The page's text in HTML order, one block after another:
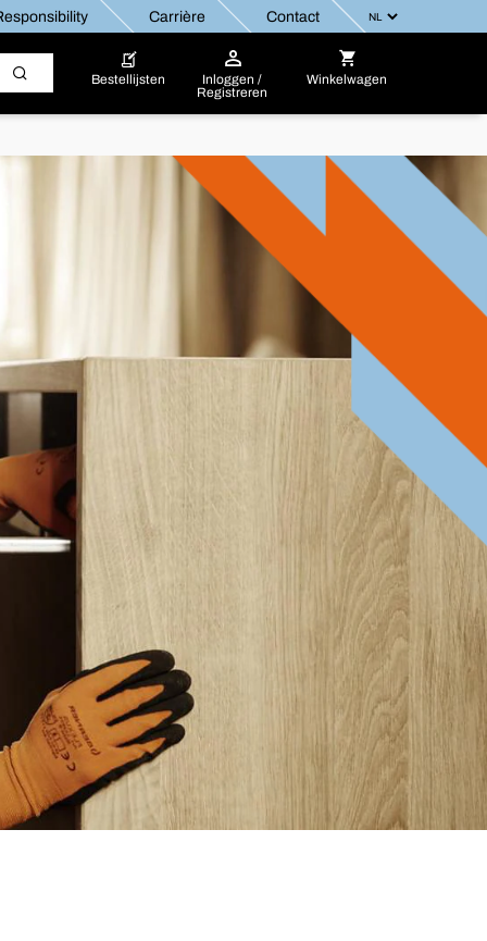
Carrière Contact
Bestellijsten
Inloggen /
Registreren
Winkelwagen